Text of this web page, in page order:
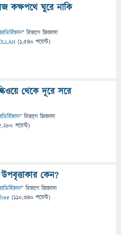
কক্ষপথে ঘুরে নাকি
" বিভাগে জিজ্ঞাসা
(1,540 পয়েন্ট)
থেকে দূরে সরে
" বিভাগে জিজ্ঞাসা
পয়েন্ট)
কেন?
" বিভাগে জিজ্ঞাসা
(110,340 পয়েন্ট)